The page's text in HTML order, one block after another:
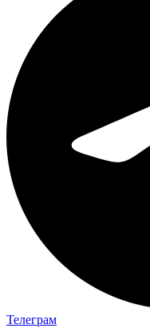
Телеграм